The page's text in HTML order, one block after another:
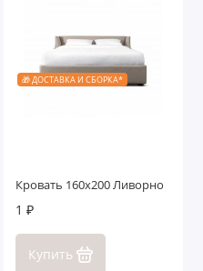
🎁 ДОСТАВКА И СБОРКА*
Кровать 160x200 Ливорно
1 ₽
Купить